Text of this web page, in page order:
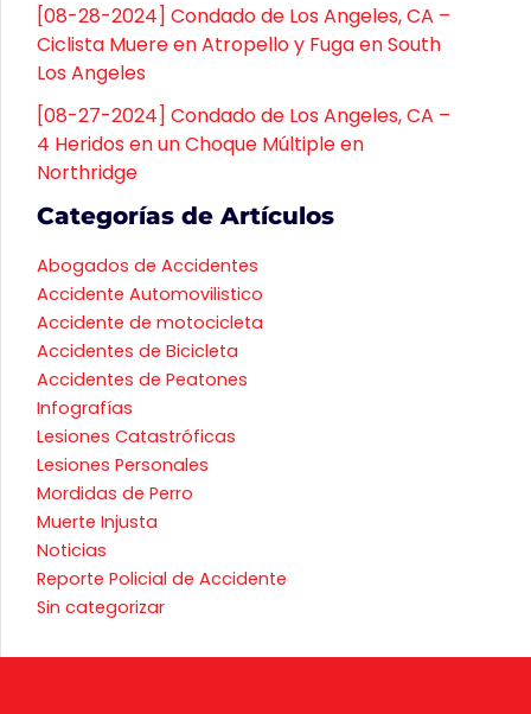
[08-28-2024] Condado de Los Angeles, CA –
Ciclista Muere en Atropello y Fuga en South
Los Angeles
[08-27-2024] Condado de Los Angeles, CA –
4 Heridos en un Choque Múltiple en
Northridge
Categorías de Artículos
Abogados de Accidentes
Accidente Automovilistico
Accidente de motocicleta
Accidentes de Bicicleta
Accidentes de Peatones
Infografías
Lesiones Catastróficas
Lesiones Personales
Mordidas de Perro
Muerte Injusta
Noticias
Reporte Policial de Accidente
Sin categorizar